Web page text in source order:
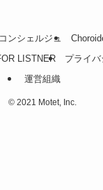
ンシェルジュ
LISTNER
プライ
運営組織
© 2021 Motet, Inc.